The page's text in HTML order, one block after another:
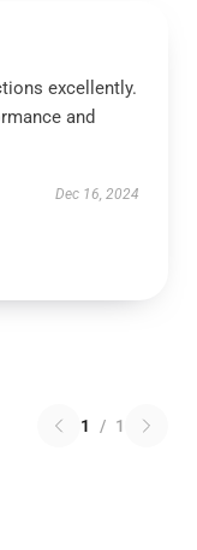
excellently.
and
Dec 16, 2024
1 / 1